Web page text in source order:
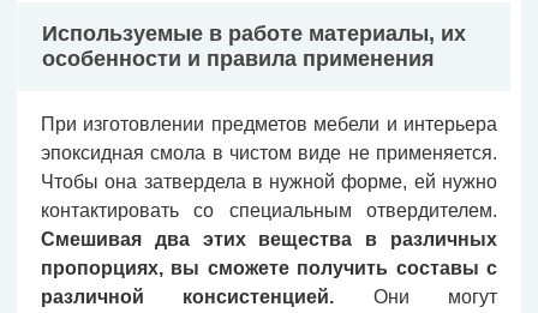
Используемые в работе материалы, их
особенности и правила применения
При изготовлении предметов мебели и интерьера
эпоксидная смола в чистом виде не применяется.
Чтобы она затвердела в нужной форме, ей нужно
контактировать со специальным отвердителем.
Смешивая два этих вещества в различных
пропорциях, вы сможете получить составы с
различной консистенцией. Они могут